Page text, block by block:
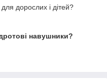
дорослих і дітей?
навушники?